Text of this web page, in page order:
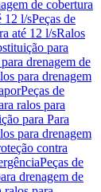
de cobertura
12 l/sPeças de
até 12 l/sRalos
para
drenagem de
para drenagem
Peças de
ralos para
para Para
para drenagem
contra
Peças de
drenagem de